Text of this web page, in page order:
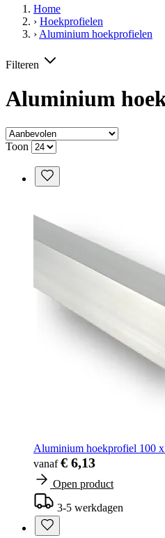
Home
› Hoekprofielen
› Aluminium hoekprofielen
Filteren
Aluminium
Toon
Aluminium hoekprofiel 100
vanaf€ 6,13
Open product
3-5 werkdagen